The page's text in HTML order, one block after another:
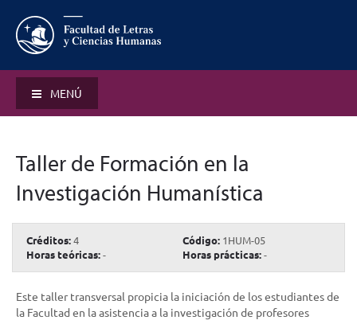
MENÚ
Taller de Formación en la
Investigación Humanística
Créditos:4 Código: 1HUM-05
Horas teóricas:- Horas prácticas:-
Este taller transversal propicia la iniciación de los estudiantes de
la Facultad en la asistencia a la investigación de profesores